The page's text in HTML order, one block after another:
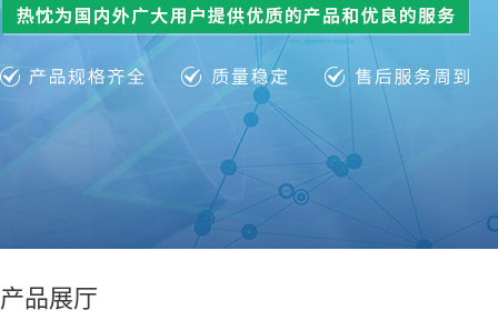
产品展厅